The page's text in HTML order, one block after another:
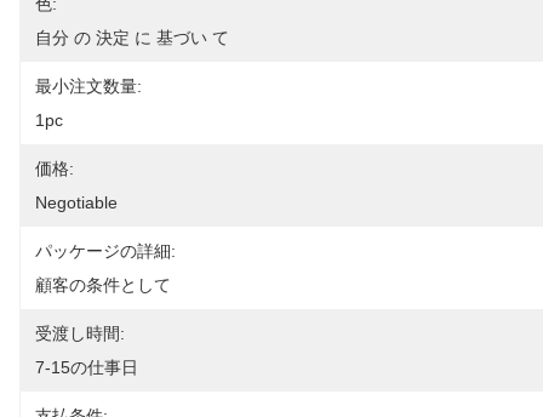
自分 の 決定 に 基づい て
最小注文数量:
1pc
価格:
Negotiable
パッケージの詳細:
顧客の条件として
受渡し時間:
7-15の仕事日